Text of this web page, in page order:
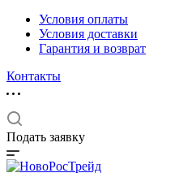
Условия оплаты
Условия доставки
Гарантия и возврат
Контакты
Подать заявку